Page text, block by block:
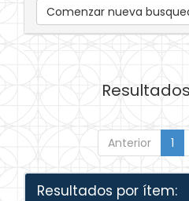
Comenzar nueva
Resultados
Anterior 1
Resultados por ítem: